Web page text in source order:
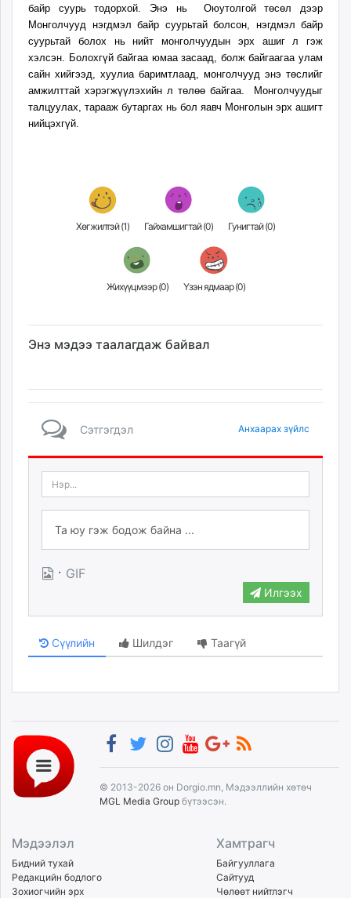
байр суурь тодорхой. Энэ нь Оюутолгой төсөл дээр
Монголчууд нэгдмэл байр суурьтай болсон, нэгдмэл байр
суурьтай болох нь нийт монголчуудын эрх ашиг л гэж
хэлсэн. Болохгүй байгаа юмаа засаад, болж байгаагаа улам
сайн хийгээд, хуулиа баримтлаад, монголчууд энэ төслийг
амжилттай хэрэгжүүлэхийн л төлөө байгаа. Монголчуудыг
талцуулах, тарааж бутаргах нь бол яавч Монголын эрх ашигт
нийцэхгүй.
Хөгжилтэй (1) Гайхамшигтай (0) Гунигтай (0)
Жихүүцмээр (0) Үзэн ядмаар (0)
Энэ мэдээ таалагдаж байвал
Сэтгэгдэл Анхаарах зүйлс
· GIF
Илгээх
Сүүлийн Шилдэг Таагүй
© 2013-2026 он Dorgio.mn, Мэдээллийн хөтөч
MGL Media Group бүтээсэн.
Мэдээлэл
Бидний тухай
Редакцийн бодлого
Зохиогчийн эрх
Хамтрагч
Байгууллага
Сайтууд
Чөлөөт нийтлэгч